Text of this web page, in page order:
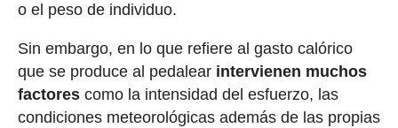
o el peso de individuo.
Sin embargo, en lo que refiere al gasto calórico
que se produce al pedalear intervienen muchos
factorescomo la intensidad del esfuerzo, las
condiciones meteorológicas además de las propias